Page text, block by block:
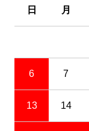
日 月
6 7
13 14